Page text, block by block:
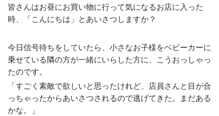
皆さんはお昼にお買い物に行って気になるお店に入った
時、「こんにちは」とあいさつしますか？
今日信号待ちをしていたら、小さなお子様をベビーカーに
乗せている隣の方が一緒にいらした方に、こうおっしゃっ
たのです。
「すごく素敵で欲しいと思ったけれど、店員さんと目が合
っちゃったからあいさつされるので逃げてきた。まだある
かな。」